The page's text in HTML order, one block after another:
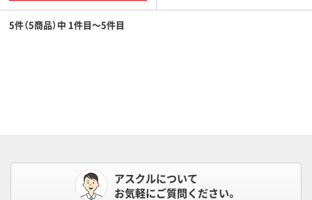
5件（5商品）中 1件目～5件目
アスクルについて
お気軽にご質問ください。